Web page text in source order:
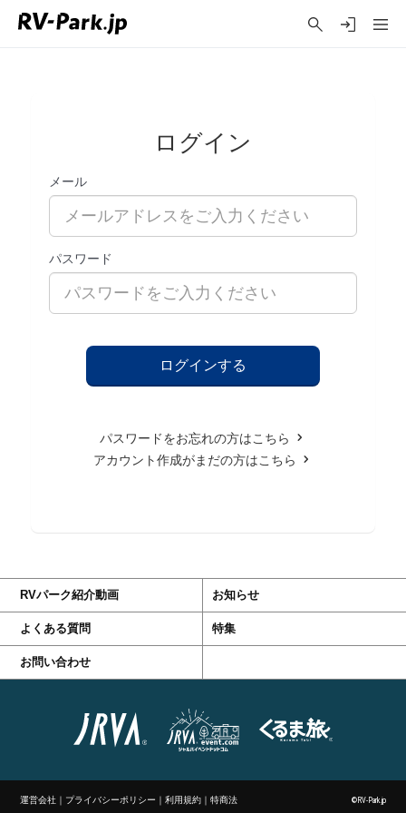
ログイン
メール
パスワード
パスワードをお忘れの方はこちら
アカウント作成がまだの方はこちら
RVパーク紹介動画 お知らせ
よくある質問 特集
お問い合わせ
運営会社 ｜ プライバシーポリシー ｜利用規約 ｜特商法 ©RV-Park.jp